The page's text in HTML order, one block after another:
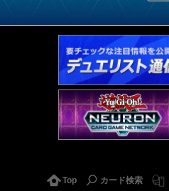
Top カード検索